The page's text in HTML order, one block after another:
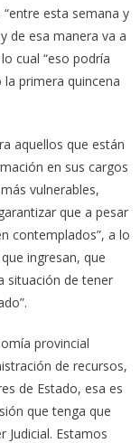
esta semana y
de esa manera va a
cual “eso podría
primera quincena
aquellos que están
en sus cargos
vulnerables,
que a pesar
contemplados”, a lo
ingresan, que
situación de tener
provincial
de recursos,
de Estado, esa es
que tenga que
Estamos